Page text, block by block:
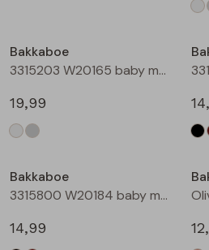
Bakkaboe
3315203 W20165 baby meisjes lange broek Grijs midden
19,99
Bakkaboe
3315800 W20184 baby meisjes rok kort Bruin donker
14,99